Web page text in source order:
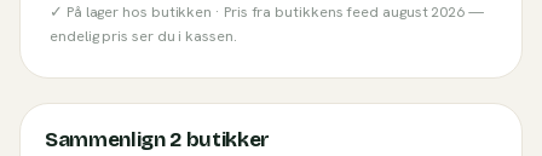
✓ På lager hos butikken · Pris fra butikkens feed august 2026—
endelig pris ser du i kassen.
Sammenlign2butikker